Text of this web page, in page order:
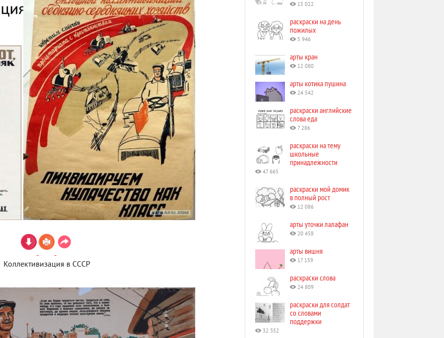
Коллективизация в СССР
15 022
раскраски на день
пожилых
5 946
арты кран
12 080
арты котика пушина
24 542
раскраски английские
слова еда
7 286
раскраски на тему
школьные
принадлежности
47 665
раскраски мой домик
в полный рост
12 086
арты уточки лалафан
20 458
арты вишня
17 159
раскраски слова
24 809
раскраски для солдат
со словами
поддержки
32 352